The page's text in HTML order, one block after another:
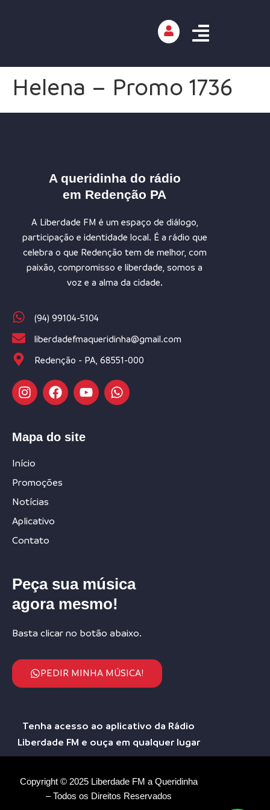
Helena – Promo 1736
A queridinha do rádio
em Redenção PA
A Liberdade FM é um espaço de diálogo,
participação e identidade local. É a rádio que
celebra o que Redenção tem de melhor, com
paixão, compromisso e liberdade, somos a
voz e a alma da cidade.
(94) 99104-5104
liberdadefmaqueridinha@gmail.com
Redenção - PA, 68551-000
Mapa do site
Início
Promoções
Notícias
Aplicativo
Contato
Peça sua música
agora mesmo!
Basta clicar no botão abaixo.
PEDIR MINHA MÚSICA!
Tenha acesso ao aplicativo da Rádio
Liberdade FM e ouça em qualquer lugar
Copyright © 2025 Liberdade FM a Queridinha
– Todos os Direitos Reservados